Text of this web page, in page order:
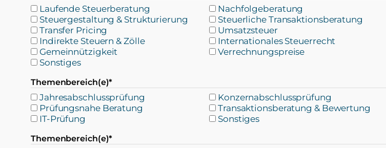
Laufende Steuerberatung
Nachfolgeberatung
Steuergestaltung & Strukturierung
Steuerliche Transaktionsberatung
Transfer Pricing
Umsatzsteuer
Indirekte Steuern & Zölle
Internationales Steuerrecht
Gemeinnützigkeit
Verrechnungspreise
Sonstiges
Themenbereich(e)*
Jahresabschlussprüfung
Konzernabschlussprüfung
Prüfungsnahe Beratung
Transaktionsberatung & Bewertung
IT-Prüfung
Sonstiges
Themenbereich(e)*